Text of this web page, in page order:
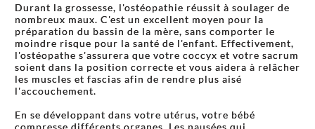
Durant la grossesse, l'ostéopathie réussit à soulager de
nombreux maux. C'est un excellent moyen pour la
préparation du bassin de la mère, sans comporter le
moindre risque pour la santé de l'enfant. Effectivement,
l'ostéopathe s'assurera que votre coccyx et votre sacrum
soient dans la position correcte et vous aidera à relâcher
les muscles et fascias afin de rendre plus aisé
l'accouchement.
En se développant dans votre utérus, votre bébé
compresse différents organes. Les nausées qui